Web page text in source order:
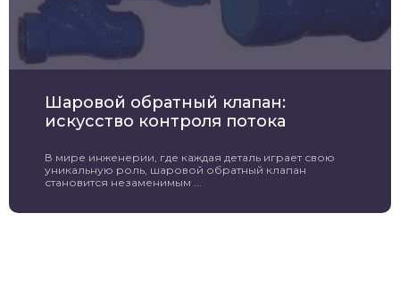
Шаровой обратный клапан:
искусство контроля потока
В мире инженерии, где каждая деталь играет свою
уникальную роль, шаровой обратный клапан
становится незаменимым ...